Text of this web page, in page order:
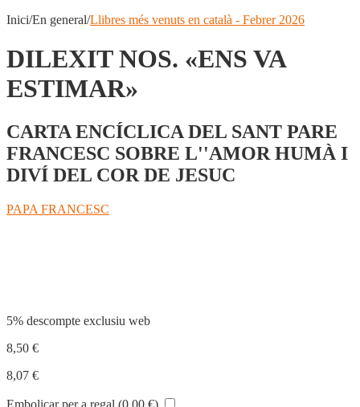
Inici/En general/Llibres més venuts en català - Febrer 2026
DILEXIT NOS. «ENS VA
ESTIMAR»
CARTA ENCÍCLICA DEL SANT PARE
FRANCESC SOBRE L''AMOR HUMÀ I
DIVÍ DEL COR DE JESUC
PAPA FRANCESC
5% descompte exclusiu web
8,50 €
8,07 €
Embolicar per a regal (0,00 €)